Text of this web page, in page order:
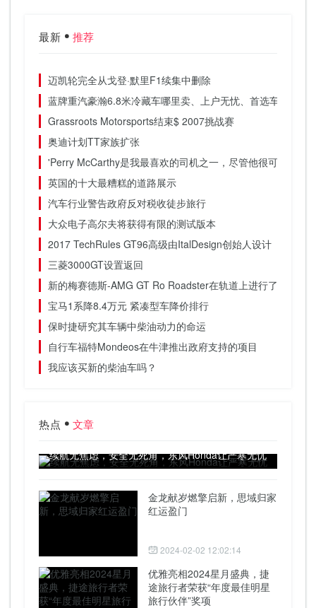
最新 推荐
迈凯轮完全从戈登·默里F1续集中删除
蓝牌重汽豪瀚6.8米冷藏车哪里卖、上户无忧、首选车型
Grassroots Motorsports结束$ 2007挑战赛
奥迪计划TT家族扩张
'Perry McCarthy是我最喜欢的司机之一，尽管他很可怕的F1
英国的十大最糟糕的道路展示
汽车行业警告政府反对税收徒步旅行
大众电子高尔夫将获得有限的测试版本
2017 TechRules GT96高级由ItalDesign创始人设计
三菱3000GT设置返回
新的梅赛德斯-AMG GT Ro Roadster在轨道上进行了测试测
宝马1系降8.4万元 紧凑型车降价排行
保时捷研究其车辆中柴油动力的命运
自行车福特Mondeos在牛津推出政府支持的项目
我应该买新的柴油车吗？
热点 文章
续航无焦虑，安全无死角，东风Honda让严寒无忧
金龙献岁燃擎启新，思域归家
红运盈门
2024-02-02 12:02:14
优雅亮相2024星月盛典，捷
途旅行者荣获“年度最佳明星
旅行伙伴”奖项